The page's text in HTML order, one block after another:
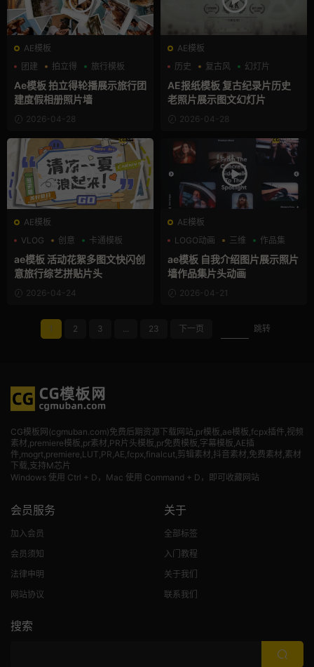
AE模板
团建
拍立得 旅行模板
Ae模板 拍立得轮播展示旅行团
建度假相册照片墙
2026-04-28
AE模板
历史
复古风 幻灯片
AE报纸模板 复古纪录片历史
老照片展示图文幻灯片
2026-04-28
AE模板
VLOG
创意 卡通模板
ae模板 活动花絮多图文快闪创
意旅行综艺拼贴片头
2026-04-24
AE模板
LOGO动画
三维 作品集
ae模板 自我介绍图片展示照片
墙作品集片头动画
2026-04-21
1 2 3 ... 23 下一页 跳转
CG模板网(cgmuban.com)免费后期资源下载网站,pr模板,ae模板,fcpx插件,视频
素材,premiere模板,pr素材,PR片头模板,pr免费模板,字幕模板,AE插
件,mogrt,premiere,LUT,PR,AE,fcpx,finalcut,剪辑素材,抖音素材,免费素材,素材
下载,支持M芯片
Windows 使用 Ctrl + D，Mac 使用 Command + D，即可收藏网站
会员服务
加入会员
会员须知
法律申明
网站协议
关于
全部标签
入门教程
关于我们
联系我们
搜索